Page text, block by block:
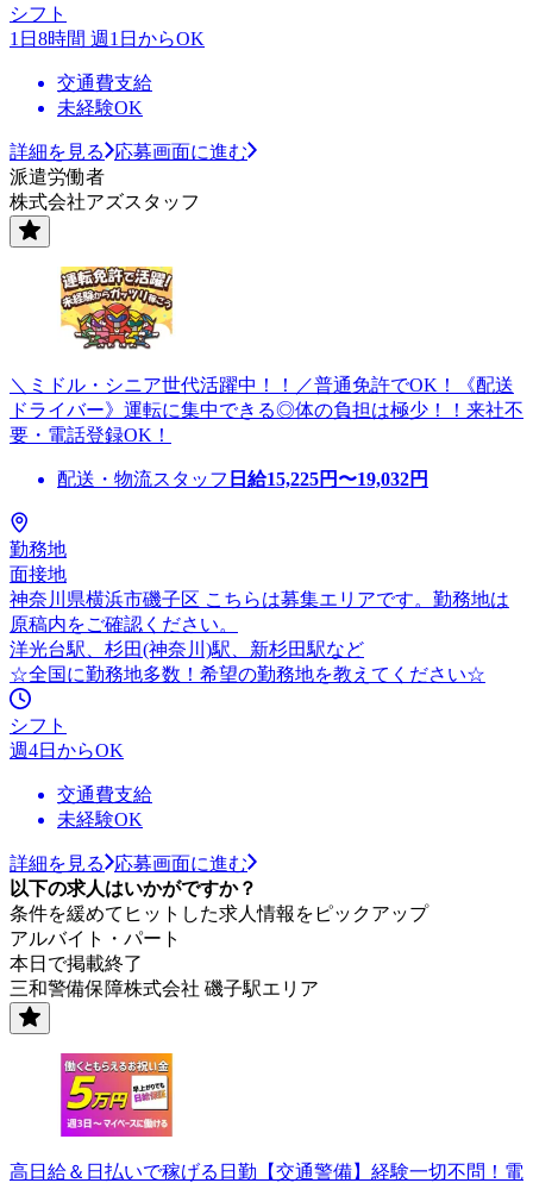
シフト
1日8時間 週1日からOK
交通費支給
未経験OK
詳細を見る
応募画面に進む
派遣労働者
株式会社アズスタッフ
＼ミドル・シニア世代活躍中！！／普通免許でOK！《配送
ドライバー》運転に集中できる◎体の負担は極少！！来社不
要・電話登録OK！
配送・物流スタッフ 日給15,225円〜19,032円
勤務地
面接地
神奈川県横浜市磯子区 こちらは募集エリアです。勤務地は
原稿内をご確認ください。
洋光台駅、杉田(神奈川)駅、新杉田駅など
☆全国に勤務地多数！希望の勤務地を教えてください☆
シフト
週4日からOK
交通費支給
未経験OK
詳細を見る
応募画面に進む
以下の求人はいかがですか？
条件を緩めてヒットした求人情報をピックアップ
アルバイト・パート
本日で掲載終了
三和警備保障株式会社 磯子駅エリア
高日給＆日払いで稼げる日勤【交通警備】経験一切不問！電